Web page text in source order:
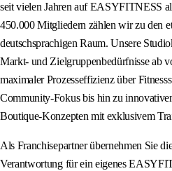
seit vielen Jahren auf EASYFITNESS
450.000 Mitgliedern zählen wir zu den
deutschsprachigen Raum. Unsere
Markt- und Zielgruppenbedürfnisse ab
maximaler Prozesseffizienz über
Community-Fokus bis hin zu
Boutique-Konzepten mit exklusivem
Als Franchisepartner übernehmen Sie
Verantwortung für ein eigenes